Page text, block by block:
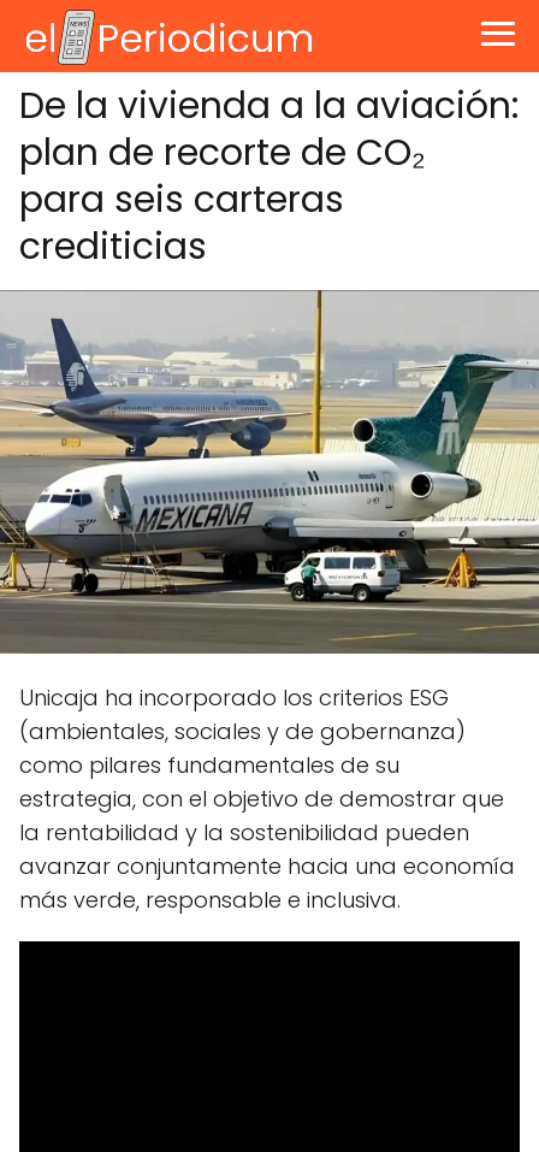
De la vivienda a la aviación:
plan de recorte de CO₂
para seis carteras
crediticias
Unicaja ha incorporado los criterios ESG
(ambientales, sociales y de gobernanza)
como pilares fundamentales de su
estrategia, con el objetivo de demostrar que
la rentabilidad y la sostenibilidad pueden
avanzar conjuntamente hacia una economía
más verde, responsable e inclusiva.